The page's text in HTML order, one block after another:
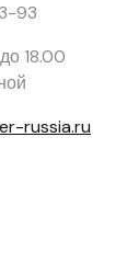
93
18.00
russia.ru